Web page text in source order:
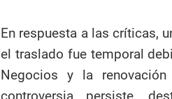
En respuesta a las críticas,
el traslado fue temporal
Negocios y la